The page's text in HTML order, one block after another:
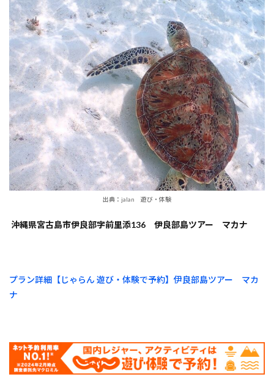
出典：jalan 遊び・体験
沖縄県宮古島市伊良部字前里添136 伊良部島ツアー マカナ
プラン詳細【じゃらん 遊び・体験で予約】伊良部島ツアー マカ
ナ